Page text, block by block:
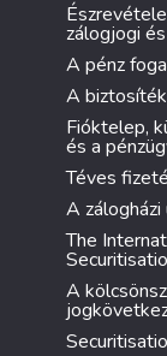
zálogjogi
A pénz
A
Fióktelep,
és a
Téves
A
The
A